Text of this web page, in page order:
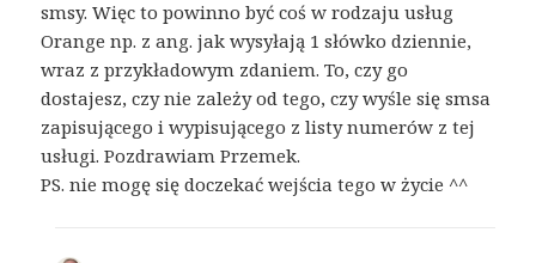
smsy. Więc to powinno być coś w rodzaju usług
Orange np. z ang. jak wysyłają 1 słówko dziennie,
wraz z przykładowym zdaniem. To, czy go
dostajesz, czy nie zależy od tego, czy wyśle się smsa
zapisującego i wypisującego z listy numerów z tej
usługi. Pozdrawiam Przemek.
PS. nie mogę się doczekać wejścia tego w życie ^^